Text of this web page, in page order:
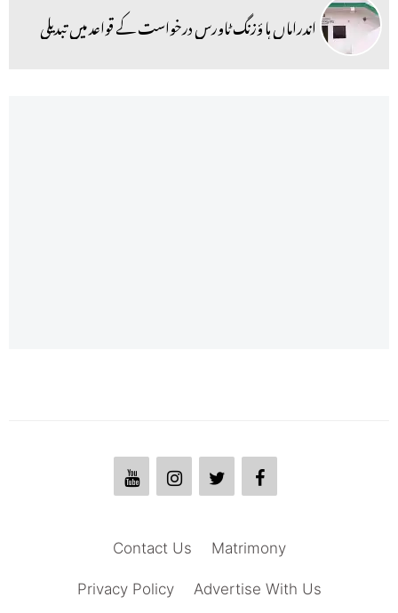
اندراماں ہا ؤزنگ ٹاورس درخواست کے قواعد میں تبدیلی
Matrimony
Contact Us
Advertise With Us
Privacy Policy